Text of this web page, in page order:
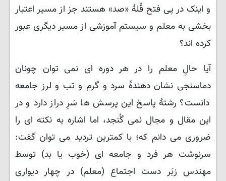
و اینک در پی فتح قُلهٔ «صد» هستند جز از مسیر اعتبار
بخشی به معلم و سیستم آموزشی از مسیر دیگری عبور
کرده اند؟
آیا حالِ معلم را در هر دوره ای نمی توان چونان
دماسنجی نشان دهندهٔ سرد و گرم و تب و لرز جامعه
دانست؟ رشتهٔ پاسخ این پرسش ها سَرِ دراز دارد و در
این مقال و مجال نمی گُنجد، اما اشاره به نکته ای را
ضروری می دانم که؛ با کمترین تردید می توان گفت:
سرنوشت هر فرد و جامعه ای (خوب یا بد) توسط
مهندس زبَر دست اجتماع (معلم) در چهار دیواری